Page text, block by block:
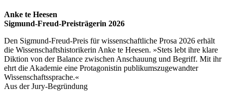
Anke te Heesen
Sigmund-Freud-Preisträgerin 2026
Den Sigmund-Freud-Preis für wissenschaftliche Prosa 2026 erhält
die Wissenschaftshistorikerin Anke te Heesen. »Stets lebt ihre klare
Diktion von der Balance zwischen Anschauung und Begriff. Mit ihr
ehrt die Akademie eine Protagonistin publikums­zugewandter
Wissenschaftssprache.«
Aus der Jury-Begründung